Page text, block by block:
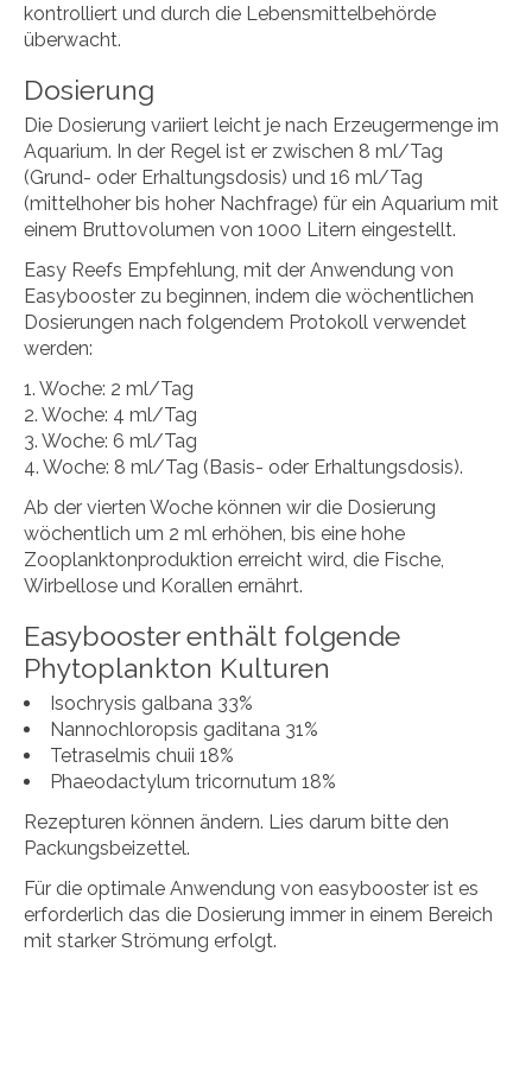
kontrolliert und durch die Lebensmittelbehörde
überwacht.
Dosierung
Die Dosierung variiert leicht je nach Erzeugermenge im
Aquarium. In der Regel ist er zwischen 8 ml/Tag
(Grund- oder Erhaltungsdosis) und 16 ml/Tag
(mittelhoher bis hoher Nachfrage) für ein Aquarium mit
einem Bruttovolumen von 1000 Litern eingestellt.
Easy Reefs Empfehlung, mit der Anwendung von
Easybooster zu beginnen, indem die wöchentlichen
Dosierungen nach folgendem Protokoll verwendet
werden:
1. Woche: 2 ml/Tag
2. Woche: 4 ml/Tag
3. Woche: 6 ml/Tag
4. Woche: 8 ml/Tag (Basis- oder Erhaltungsdosis).
Ab der vierten Woche können wir die Dosierung
wöchentlich um 2 ml erhöhen, bis eine hohe
Zooplanktonproduktion erreicht wird, die Fische,
Wirbellose und Korallen ernährt.
Easybooster enthält folgende
Phytoplankton Kulturen
Isochrysis galbana 33%
Nannochloropsis gaditana 31%
Tetraselmis chuii 18%
Phaeodactylum tricornutum 18%
Rezepturen können ändern. Lies darum bitte den
Packungsbeizettel.
Für die optimale Anwendung von easybooster ist es
erforderlich das die Dosierung immer in einem Bereich
mit starker Strömung erfolgt.